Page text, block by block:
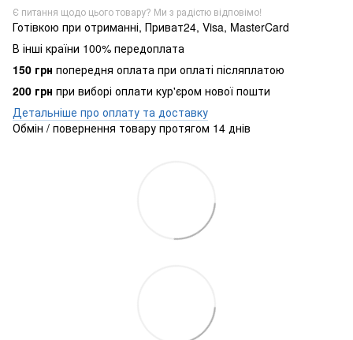
Є питання щодо цього товару? Ми з радістю відповімо!
Готівкою при отриманні, Приват24, Visa, MasterCard
В інші країни 100% передоплата
150 грн попередня оплата при оплаті післяплатою
200 грн при виборі оплати кур'єром нової пошти
Детальніше про оплату та доставку
Обмін / повернення товару протягом 14 днів